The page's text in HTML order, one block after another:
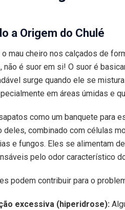
a Origem do Chulé
o mau cheiro nos calçados de
não é suor em si! O suor é
surge quando ele se
em áreas úmidas e
como um banquete para
deles, combinado com células
e fungos. Eles se alimentam
pelo odor característico
podem contribuir para o
excessiva (hiperidrose):